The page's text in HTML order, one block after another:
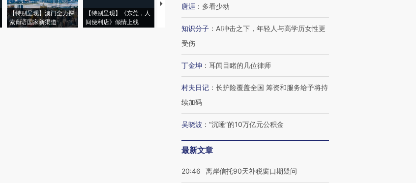
【特别呈现】澳门全力探
索葡语国家新渠道
【特别呈现】《东莞，人
间便利店》倾情上线
【推广】走进第四届链博
唐涯 ： 多看少动
知识分子 ： AI冲击之下，年轻人与高学历女性更
受伤
丁金坤 ： 耳闻目睹的几位律师
村夫日记 ： 长护险覆盖全国 筹资和服务给予将持
续加码
吴晓波 ： “沉睡”的10万亿元公积金
最新文章
20:46 离岸信托90天补税窗口期疑问